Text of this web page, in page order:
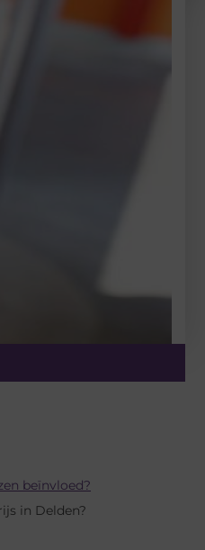
beïnvloed?
in Delden?